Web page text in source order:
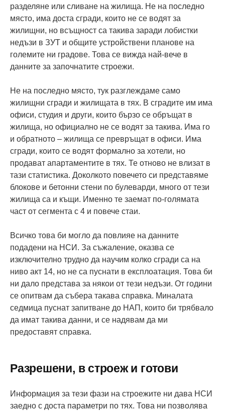
разделяне или сливане на жилища. Не на последно
място, има доста сгради, които не се водят за
жилищни, но всъщност са такива заради лобистки
недъзи в ЗУТ и общите устройствени планове на
големите ни градове. Това се вижда най-вече в
данните за започнатите строежи.
Не на последно място, тук разглеждаме само
жилищни сгради и жилищата в тях. В сградите им има
офиси, студия и други, които бързо се обръщат в
жилища, но официално не се водят за такива. Има го
и обратното – жилища се превръщат в офиси. Има
сгради, които се водят формално за хотели, но
продават апартаментите в тях. Те отново не влизат в
тази статистика. Доколкото повечето си представяме
блокове и бетонни стени по булеварди, много от тези
жилища са и къщи. Именно те заемат по-голямата
част от сегмента с 4 и повече стаи.
Всичко това би могло да повлияе на данните
подадени на НСИ. За съжаление, оказва се
изключително трудно да научим колко сгради са на
ниво акт 14, но не са пуснати в експлоатация. Това би
ни дало представа за някои от тези недъзи. От години
се опитвам да събера такава справка. Миналата
седмица пуснат запитване до НАП, които би трябвало
да имат такива данни, и се надявам да ми
предоставят справка.
Разрешени, в строеж и готови
Информация за тези фази на строежите ни дава НСИ
заедно с доста параметри по тях. Това ни позволява